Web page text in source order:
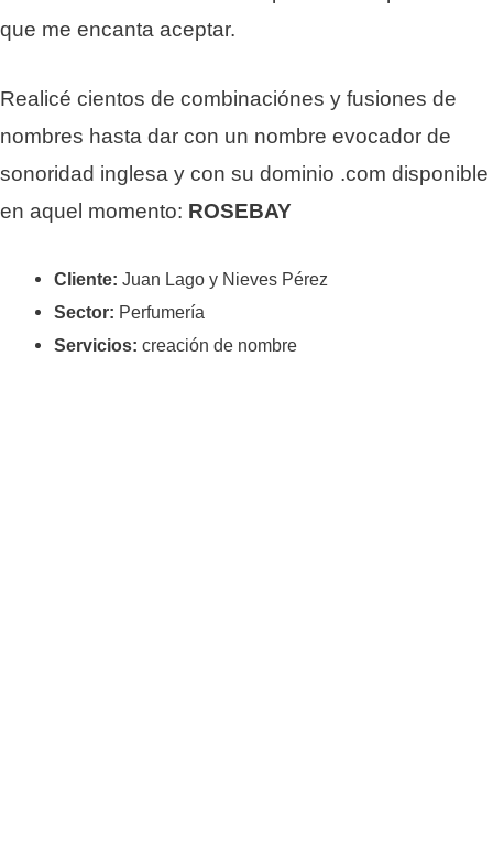
que me encanta aceptar.
Realicé cientos de combinaciónes y fusiones de
nombres hasta dar con un nombre evocador de
sonoridad inglesa y con su dominio .com disponible
en aquel momento: ROSEBAY
Cliente: Juan Lago y Nieves Pérez
Sector: Perfumería
Servicios: creación de nombre